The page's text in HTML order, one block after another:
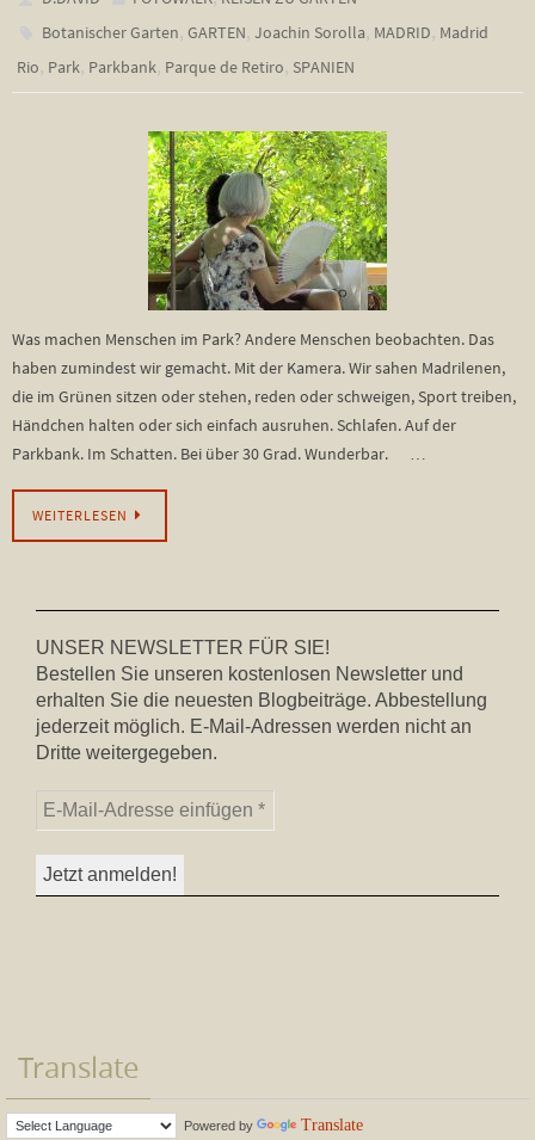
Botanischer Garten,GARTEN,Joachin Sorolla, MADRID, Madrid
Rio, Park, Parkbank, Parque de Retiro, SPANIEN
Was machen Menschen im Park? Andere Menschen beobachten. Das
haben zumindest wir gemacht. Mit der Kamera. Wir sahen Madrilenen,
die im Grünen sitzen oder stehen, reden oder schweigen, Sport treiben,
Händchen halten oder sich einfach ausruhen. Schlafen. Auf der
Parkbank. Im Schatten. Bei über 30 Grad. Wunderbar. …
WEITERLESEN
UNSER NEWSLETTER FÜR SIE!
Bestellen Sie unseren kostenlosen Newsletter und
erhalten Sie die neuesten Blogbeiträge. Abbestellung
jederzeit möglich. E-Mail-Adressen werden nicht an
Dritte weitergegeben.
Translate
Powered by Translate